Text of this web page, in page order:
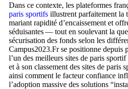
Dans ce contexte, les plateformes
paris sportifs illustrent parfaitement la
mariant rapidité d’encaissement et
séduisantes — tout en soulevant la
sécurisation des fonds selon les
Campus2023.Fr se positionne depuis
l’un des meilleurs sites de paris
et à son classement des sites de paris
ainsi comment le facteur confiance
l’adoption massive des solutions